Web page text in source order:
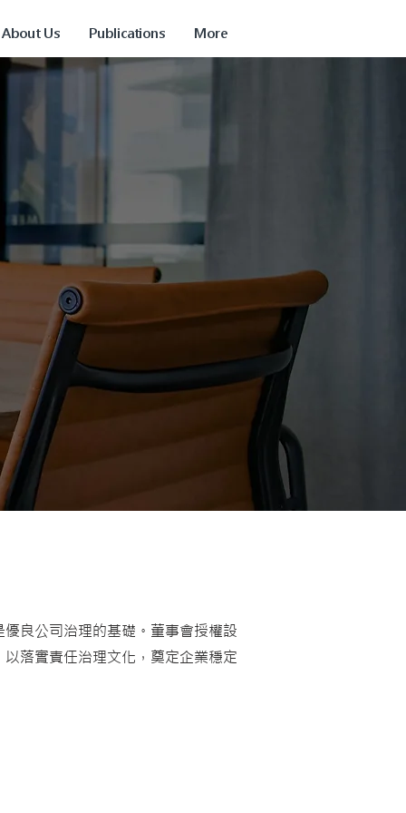
About Us Publications More
良公司治理的基礎。董事會授權設
落實責任治理文化，奠定企業穩定